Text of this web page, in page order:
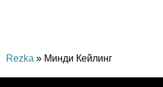
Rezka » Минди Кейлинг